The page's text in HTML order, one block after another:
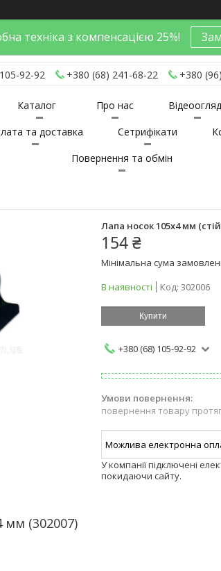
техніка з компенсацією 25%!
92-92 +380 (68) 241-68-22 +380
Каталог Про нас
та доставка
Сетрифікати
Повернення та обмін
Лапа носок 105х4 мм
154 ₴
Мінімальна сума
В наявності
Код: 302006
Купити
+380 (68) 105-92-92
повернення товару
У компанії підключені
покидаючи сайту.
мм (302007)